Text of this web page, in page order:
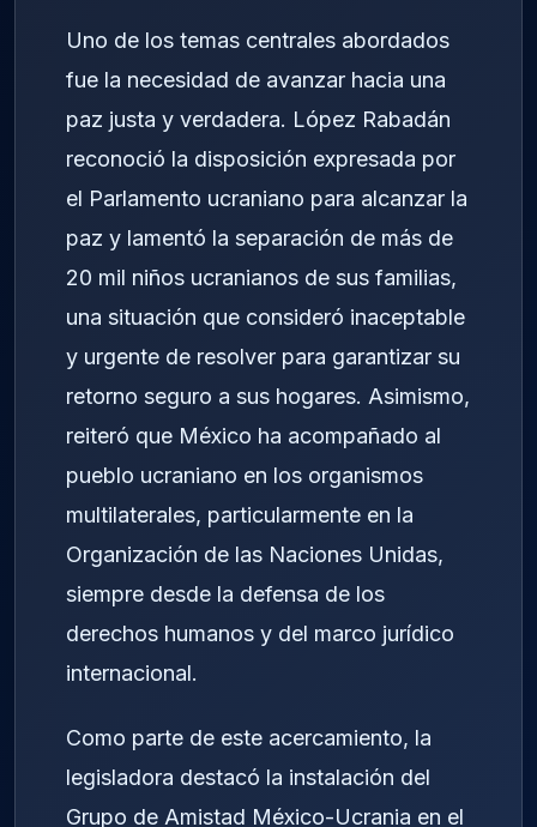
Uno de los temas centrales abordados
fue la necesidad de avanzar hacia una
paz justa y verdadera. López Rabadán
reconoció la disposición expresada por
el Parlamento ucraniano para alcanzar la
paz y lamentó la separación de más de
20 mil niños ucranianos de sus familias,
una situación que consideró inaceptable
y urgente de resolver para garantizar su
retorno seguro a sus hogares. Asimismo,
reiteró que México ha acompañado al
pueblo ucraniano en los organismos
multilaterales, particularmente en la
Organización de las Naciones Unidas,
siempre desde la defensa de los
derechos humanos y del marco jurídico
internacional.
Como parte de este acercamiento, la
legisladora destacó la instalación del
Grupo de Amistad México-Ucrania en el